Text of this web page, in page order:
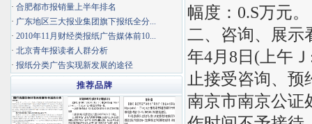
幅度：0.S万元。
二、咨询、展示
年4月8日(上午
止接受咨询、
南京市南京公证
· 合肥都市报销量上半年排名
· 广东地区三大报业集团旗下报纸全分...
· 2010年11月财经类报纸广告媒体前10...
· 北京青年报读者人群分析
· 报纸分类广告实现新发展的途径
推荐品牌